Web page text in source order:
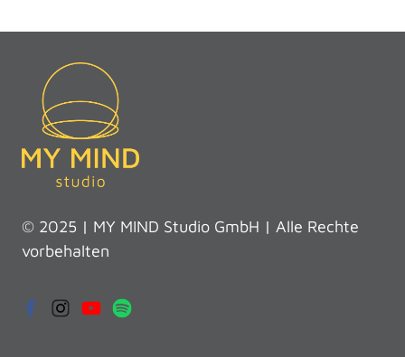
© 2025 | MY MIND Studio GmbH | Alle Rechte
vorbehalten